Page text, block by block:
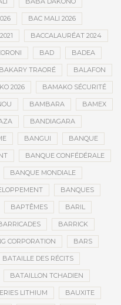
BAC MALI 2026
BACCALAURÉAT 2024
BAD BADEA
BAKARY TRAORÉ BALAFON
2026 BAMAKO SÉCURITÉ
BAMBARA BAMEX
BANDIAGARA
BANGUI BANQUE
BANQUE CONFÉDÉRALE
BANQUE MONDIALE
BANQUES
BAPTÊMES BARIL
BARRICK
CORPORATION BARS
BATAILLE DES RÉCITS
BATAILLON TCHADIEN
LITHIUM BAUXITE